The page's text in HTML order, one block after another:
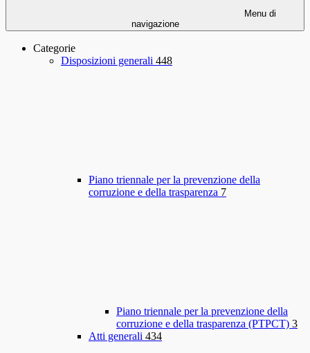
Menu di
navigazione
Categorie
Disposizioni generali 448
Piano triennale per la prevenzione della
corruzione e della trasparenza 7
Piano triennale per la prevenzione della
corruzione e della trasparenza (PTPCT) 3
Atti generali 434